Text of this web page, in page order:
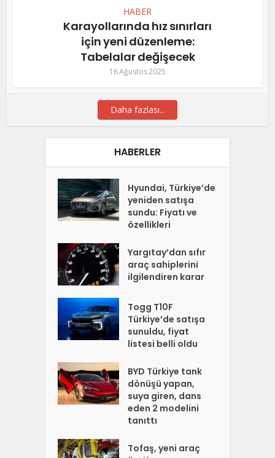
HABER
Karayollarında hız sınırları
için yeni düzenleme:
Tabelalar değişecek
16 Ağustos 2025
Daha fazlası...
HABERLER
Hyundai, Türkiye’de
yeniden satışa
sundu: Fiyatı ve
özellikleri
Yargıtay’dan sıfır
araç sahiplerini
ilgilendiren karar
Togg T10F
Türkiye’de satışa
sunuldu, fiyat
listesi belli oldu
BYD Türkiye tank
dönüşü yapan,
suya giren, dans
eden 2 modelini
tanıttı
Tofaş, yeni araç